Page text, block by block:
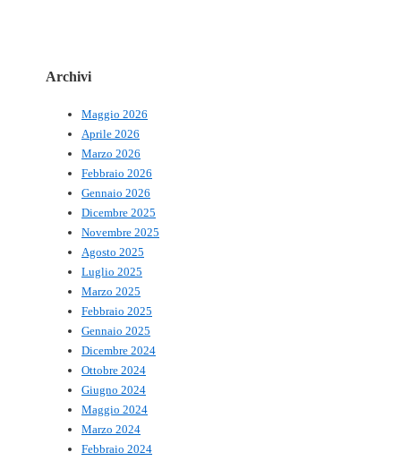
Archivi
Maggio 2026
Aprile 2026
Marzo 2026
Febbraio 2026
Gennaio 2026
Dicembre 2025
Novembre 2025
Agosto 2025
Luglio 2025
Marzo 2025
Febbraio 2025
Gennaio 2025
Dicembre 2024
Ottobre 2024
Giugno 2024
Maggio 2024
Marzo 2024
Febbraio 2024